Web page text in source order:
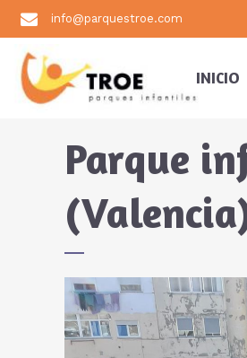
info@parquestroe.com
INICIO
Parque